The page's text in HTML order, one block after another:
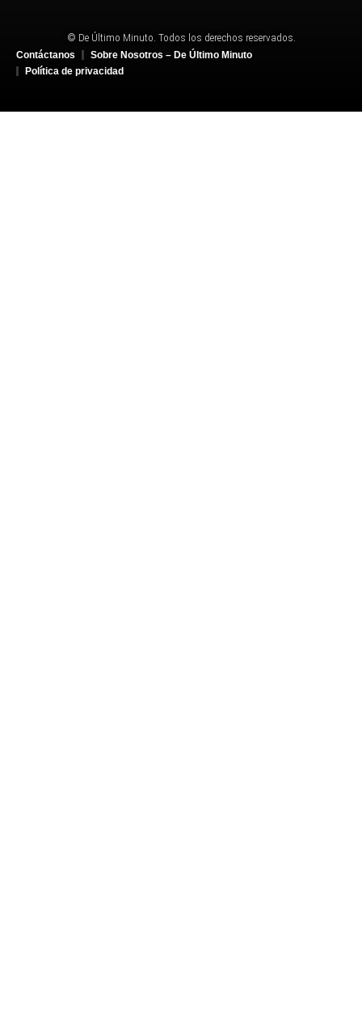
© De Último Minuto. Todos los derechos reservados.
Contáctanos
Sobre Nosotros – De Último Minuto
Política de privacidad